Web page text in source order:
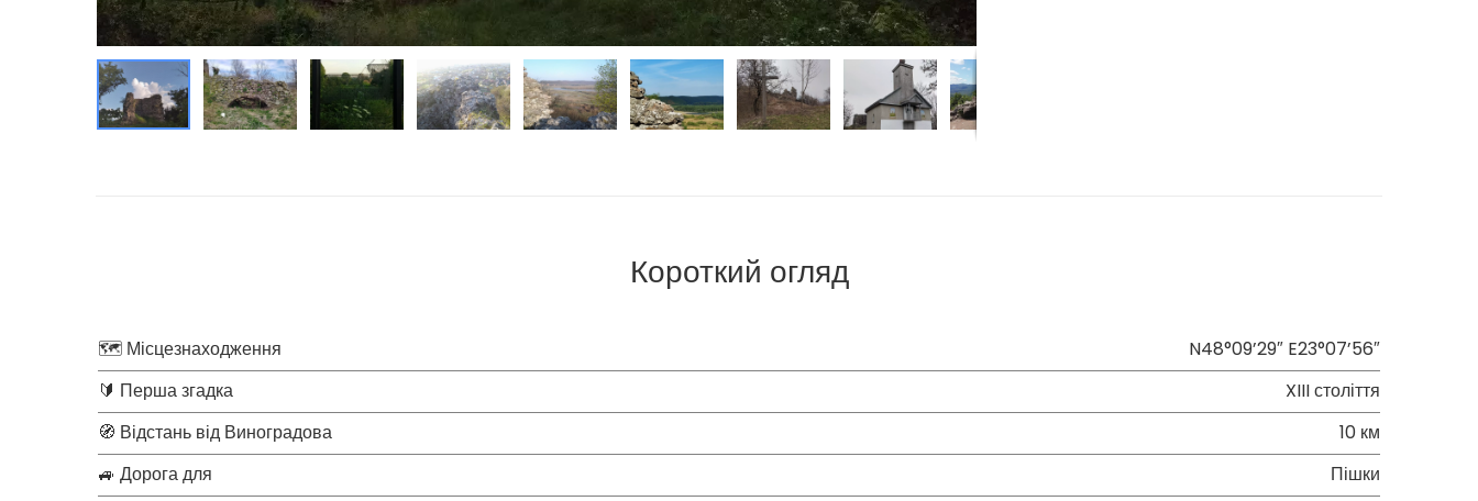
Короткий огляд
🗺 Місцезнаходження
N48°09’29″ E23°07’56″
🔰 Перша згадка
XIII століття
🧭 Відстань від Виноградова
10 км
🚙 Дорога для
Пішки